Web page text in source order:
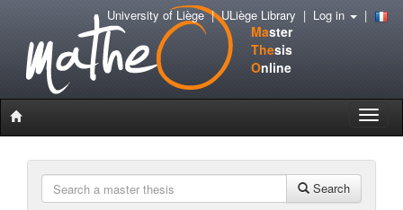
Master
Thesis
Online
Toggle
University of Liège|ULiège Library | Log in |
Search